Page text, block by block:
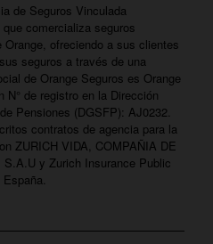
de Seguros Vinculada
comercializa seguros
ofreciendo a sus clientes
seguros a través de una
de Orange Seguros es Orange
de registro en la Dirección
Pensiones (DGSFP): AJ0232.
contratos de agencia para la
ZURICH VIDA, COMPAÑIA DE
y Zurich Insurance Public